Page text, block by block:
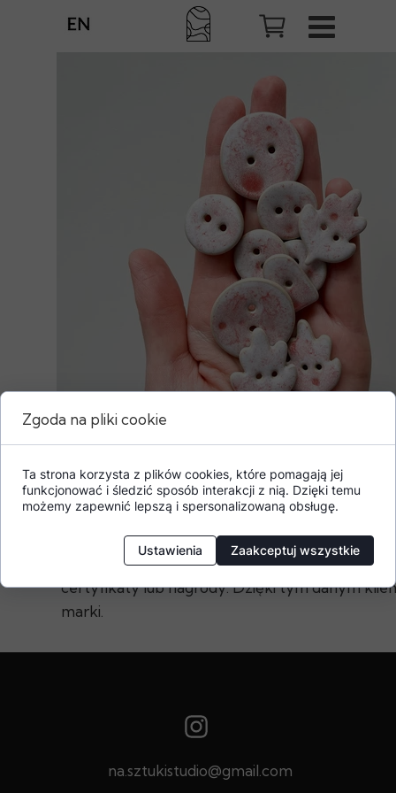
Dodatkowe informacje o produkcie
W tej sekcji warto umieścić istotne informacje,
gwarancji, zalecenia dotyczące montażu/
certyfikaty lub nagrody. Dzięki tym danym
marki.
na.sztukistudio@gmail.com
Zgoda na pliki cookie
Ta strona korzysta z plików cookies, które pomagają jej
funkcjonować i śledzić sposób interakcji z nią. Dzięki temu
możemy zapewnić lepszą i spersonalizowaną obsługę.
Ustawienia Zaakceptuj wszystkie